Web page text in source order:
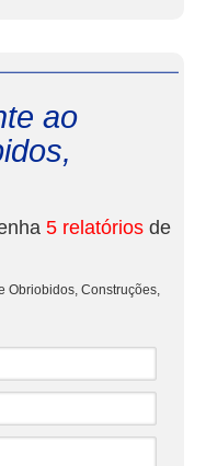
ao
5 relatórios de
Obriobidos, Construções,